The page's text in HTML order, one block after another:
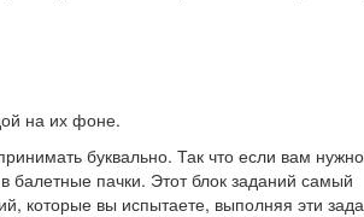
на их фоне.
буквально. Так что если вам нужно
пачки. Этот блок заданий самый
которые вы испытаете, выполняя эти